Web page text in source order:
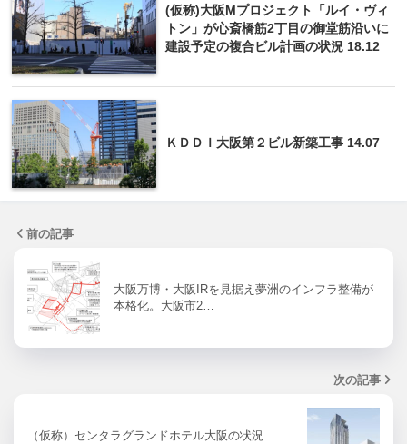
(仮称)大阪Mプロジェクト「ルイ・ヴィ
トン」が心斎橋筋2丁目の御堂筋沿いに
建設予定の複合ビル計画の状況 18.12
ＫＤＤＩ大阪第２ビル新築工事 14.07
前の記事
大阪万博・大阪IRを見据え夢洲のインフラ整備が
本格化。大阪市2…
次の記事
（仮称）センタラグランドホテル大阪の状況